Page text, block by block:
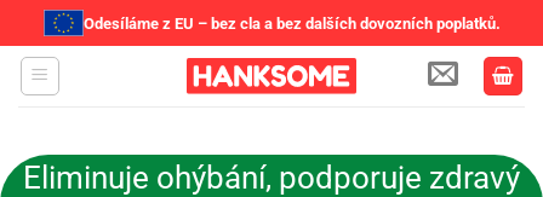
Odesíláme z EU – bez cla a bez dalších dovozních poplatků.
Přeskočit
Eliminuje ohýbání, podporuje zdravý